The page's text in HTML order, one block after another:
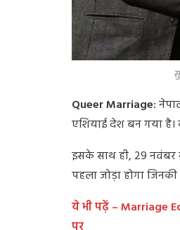
Queer Marriage:
एशियाई देश बन गया
इसके साथ ही, 29
पहला जोड़ा होगा
ये भी पढ़ें – Marriage